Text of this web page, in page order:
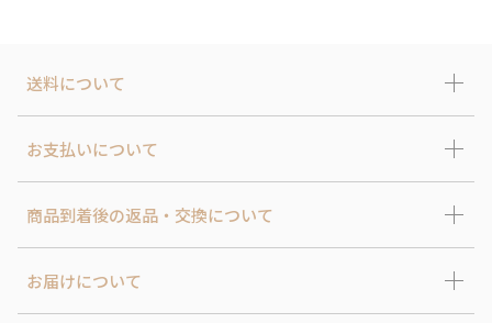
送料について
お支払いについて
商品到着後の返品・交換について
お届けについて